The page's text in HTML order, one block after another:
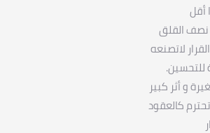
أقل
نصف القلق
لاتصنعه
للتحسين.
و أثر كبير
كالعقود